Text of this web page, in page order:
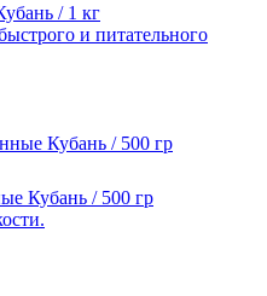
/ 1 кг
и питательного
Кубань / 500 гр